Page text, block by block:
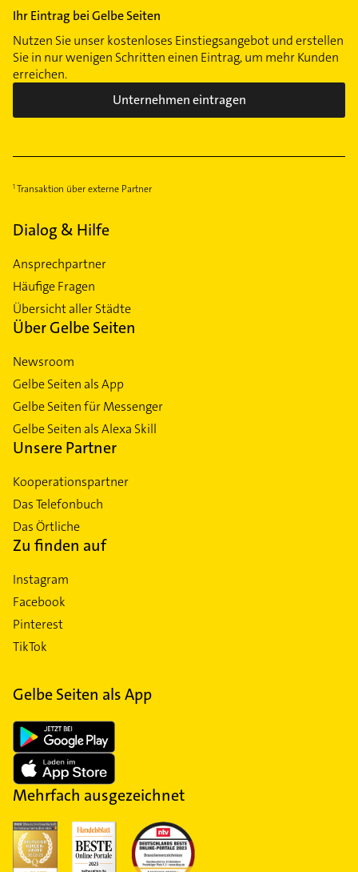
Ihr Eintrag bei Gelbe Seiten
Nutzen Sie unser kostenloses Einstiegsangebot und erstellen
Sie in nur wenigen Schritten einen Eintrag, um mehr Kunden
erreichen.
Unternehmen eintragen
Transaktion über externe Partner
Dialog & Hilfe
Ansprechpartner
Häufige Fragen
Übersicht aller Städte
Über Gelbe Seiten
Newsroom
Gelbe Seiten als App
Gelbe Seiten für Messenger
Gelbe Seiten als Alexa Skill
Unsere Partner
Kooperationspartner
Das Telefonbuch
Das Örtliche
Zu finden auf
Instagram
Facebook
Pinterest
TikTok
Gelbe Seiten als App
Mehrfach ausgezeichnet